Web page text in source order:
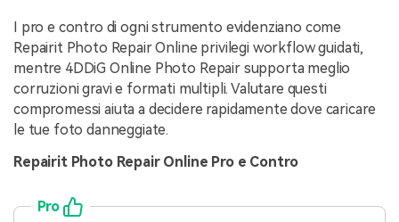
I pro e contro di ogni strumento evidenziano come
Repairit Photo Repair Online privilegi workflow guidati,
mentre 4DDiG Online Photo Repair supporta meglio
corruzioni gravi e formati multipli. Valutare questi
compromessi aiuta a decidere rapidamente dove caricare
le tue foto danneggiate.
Repairit Photo Repair Online Pro e Contro
Pro